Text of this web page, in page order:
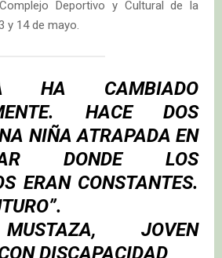
Deportivo y Cultural de la
y 14 de mayo.
HA CAMBIADO
HACE DOS
NIÑA ATRAPADA EN
DONDE LOS
ERAN CONSTANTES.
”.
, JOVEN
DISCAPACIDAD